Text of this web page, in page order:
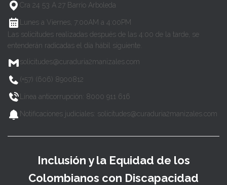
Cra 24 53 A 27 Barrio Arboleda
Lunes a Viernes, 7:00AM a 4:00PM
Las solicitudes realizadas después de las 4:00 de la tarde, se
entenderán radicadas el día hábil siguiente.
solicitudes@curaduria2manizales.com
(+57) (606) 8900812
Línea anticorrupción: 8000 911 616
Notificaciones judiciales: solicitudes@curaduria2manizales.com
Inclusión y la Equidad de los
Colombianos con Discapacidad